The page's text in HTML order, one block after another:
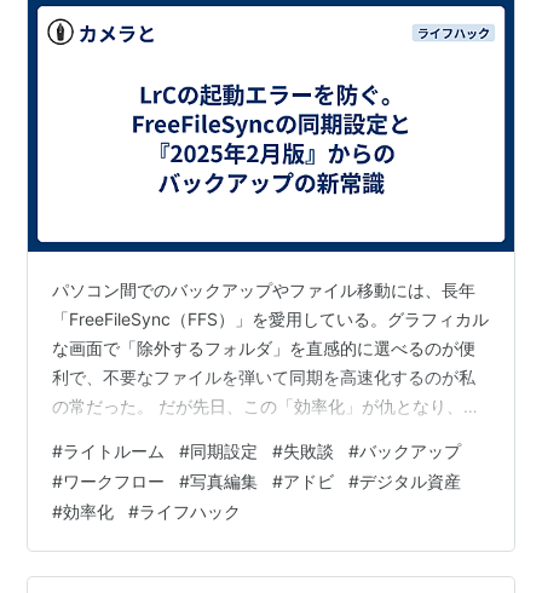
パソコン間でのバックアップやファイル移動には、長年
「FreeFileSync（FFS）」を愛用している。グラフィカル
な画面で「除外するフォルダ」を直感的に選べるのが便
利で、不要なファイルを弾いて同期を高速化するのが私
の常だった。 だが先日、この「効率化」が仇となり、サ
のLrC同期エラーと消失したマスク 深夜、メイン機から
データを移したサブ機でLightroom Classic（LrC）を立
ち上げると、画面に無慈悲なエラーメッセージが表示さ
れた。 「……前はこれで、いけたはずなんだけどな」 編
集したはずの「AIマスク」が反映されていない、あ…
#ライトルーム #同期設定 #失敗談 #バックアップ
#ワークフロー #写真編集 #アドビ #デジタル資産
#効率化 #ライフハック